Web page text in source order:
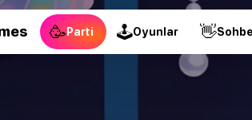
🥳Parti 🕹Oyunlar 👋